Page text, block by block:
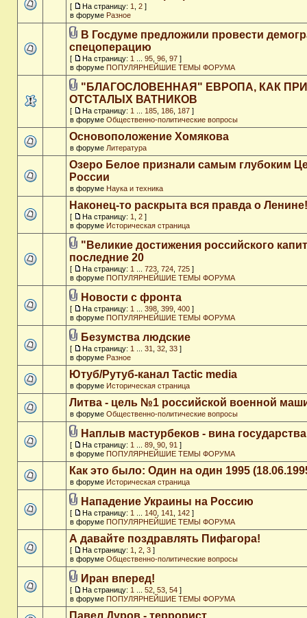
[ На страницу: 1 2 ]
в форуме Разное
В Госдуме предложили провести
спецоперацию
[ На страницу: 1 95 96 97 ]
в форуме ПОПУЛЯРНЕЙШИЕ ТЕМЫ ФОРУМА
"БЛАГОСЛОВЕННАЯ" ЕВРОПА, КАК
ОТСТАЛЫХ ВАТНИКОВ
[ На страницу: 1 185 186 187 ]
в форуме Общественно-политические вопросы
Основоположение Хомякова
в форуме Литература
Озеро Белое признали самым глубоким
России
в форуме Наука и техника
Наконец-то раскрыта вся правда о Ленине!
[ На страницу: 1 2 ]
в форуме Историческая страница
"Великие достижения российского
последние 20
[ На страницу: 1 723 724 725 ]
в форуме ПОПУЛЯРНЕЙШИЕ ТЕМЫ ФОРУМА
Новости с фронта
[ На страницу: 1 398 399 400 ]
в форуме ПОПУЛЯРНЕЙШИЕ ТЕМЫ ФОРУМА
Безумства людские
[ На страницу: 1 31 32 33 ]
в форуме Разное
Ютуб/Рутуб-канал Tactic media
в форуме Историческая страница
Литва - цель №1 российской военной
в форуме Общественно-политические вопросы
Наплыв мастурбеков - вина государства
[ На страницу: 1 89 90 91 ]
в форуме ПОПУЛЯРНЕЙШИЕ ТЕМЫ ФОРУМА
Как это было: Один на один 1995
в форуме Историческая страница
Нападение Украины на Россию
[ На страницу: 1 140 141 142 ]
в форуме ПОПУЛЯРНЕЙШИЕ ТЕМЫ ФОРУМА
А давайте поздравлять Пифагора!
[ На страницу: 1 2 3 ]
в форуме Общественно-политические вопросы
Иран вперед!
[ На страницу: 1 52 53 54 ]
в форуме ПОПУЛЯРНЕЙШИЕ ТЕМЫ ФОРУМА
Павел Дуров - террорист